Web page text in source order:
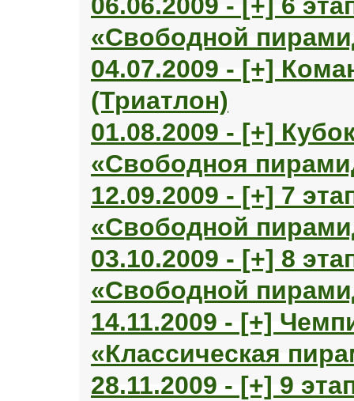
«Свободной
04.07.2009 - [+]
(Триатлон)
01.08.2009 - [+]
«Свободноя
12.09.2009 - [+] 7
«Свободной
03.10.2009 - [+] 8
«Свободной
14.11.2009 - [+]
«Классическая
28.11.2009 - [+] 9